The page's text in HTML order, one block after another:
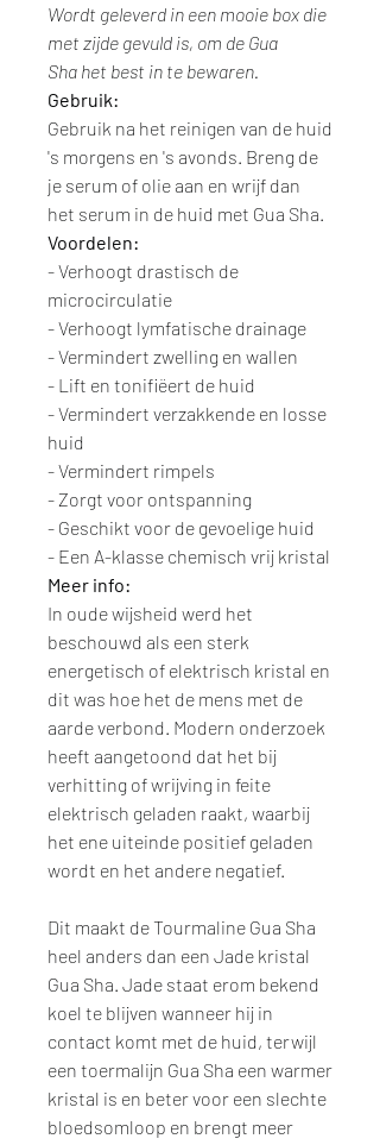
Wordt geleverd in een mooie box die
met zijde gevuld is, om de Gua
Sha het best in te bewaren.
Gebruik:
Gebruik na het reinigen van de huid
's morgens en 's avonds. Breng de
je serum of olie aan en wrijf dan
het serum in de huid met Gua Sha.
Voordelen:
- Verhoogt drastisch de
microcirculatie
- Verhoogt lymfatische drainage
- Vermindert zwelling en wallen
- Lift en tonifiëert de huid
- Vermindert verzakkende en losse
huid
- Vermindert rimpels
- Zorgt voor ontspanning
- Geschikt voor de gevoelige huid
- Een A-klasse chemisch vrij kristal
Meer info:
In oude wijsheid werd het
beschouwd als een sterk
energetisch of elektrisch kristal en
dit was hoe het de mens met de
aarde verbond. Modern onderzoek
heeft aangetoond dat het bij
verhitting of wrijving in feite
elektrisch geladen raakt, waarbij
het ene uiteinde positief geladen
wordt en het andere negatief.
Dit maakt de Tourmaline Gua Sha
heel anders dan een Jade kristal
Gua Sha. Jade staat erom bekend
koel te blijven wanneer hij in
contact komt met de huid, terwijl
een toermalijn Gua Sha een warmer
kristal is en beter voor een slechte
bloedsomloop en brengt meer